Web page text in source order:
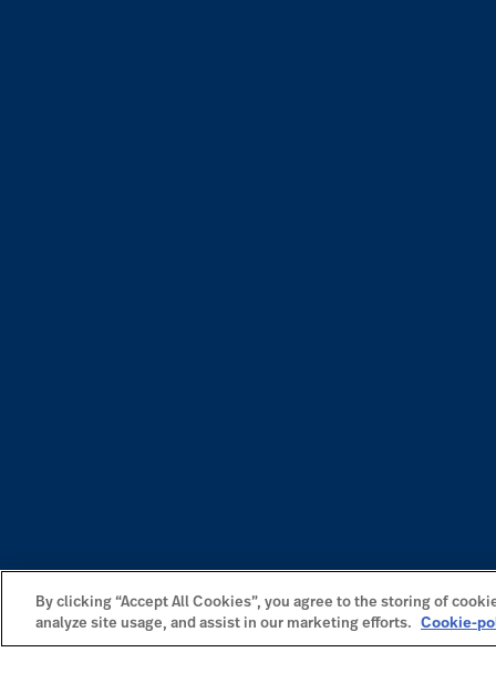
By clicking “Accept All Cookies”, you agree to the storing of
analyze site usage, and assist in our marketing efforts.
Cookie-